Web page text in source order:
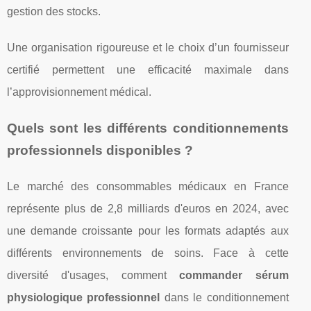
gestion des stocks.
Une organisation rigoureuse et le choix d’un fournisseur
certifié permettent une efficacité maximale dans
l’approvisionnement médical.
Quels sont les différents conditionnements
professionnels disponibles ?
Le marché des consommables médicaux en France
représente plus de 2,8 milliards d'euros en 2024, avec
une demande croissante pour les formats adaptés aux
différents environnements de soins. Face à cette
diversité d'usages, commentcommander sérum
physiologique professionnel
dans le conditionnement